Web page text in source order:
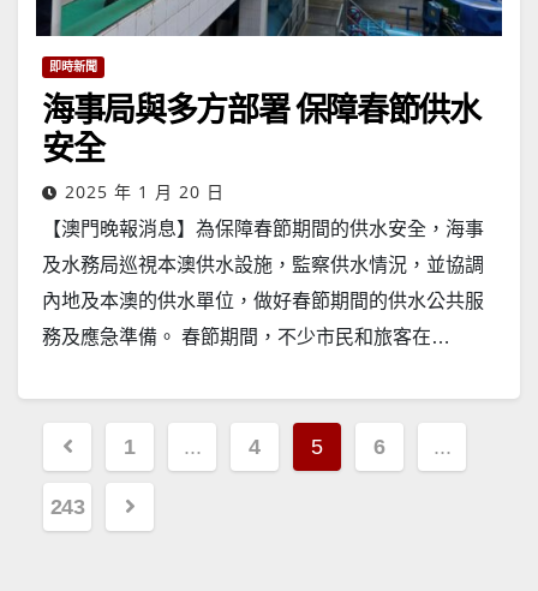
即時新聞
海事局與多方部署 保障春節供水
安全
2025 年 1 月 20 日
【澳門晚報消息】為保障春節期間的供水安全，海事
及水務局巡視本澳供水設施，監察供水情況，並協調
內地及本澳的供水單位，做好春節期間的供水公共服
務及應急準備。 春節期間，不少市民和旅客在…
文
章
分
1 ... 4 5 6 ...
243